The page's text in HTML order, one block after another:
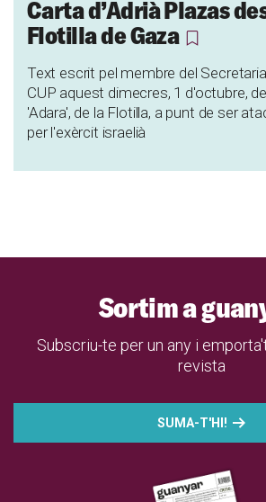
Carta d’Adrià Plazas
Flotilla de Gaza
Text escrit pel membre del
CUP aquest dimecres, 1 d'octubre,
'Adara', de la Flotilla, a punt de ser
per l'exèrcit israelià
Sortim a
Subscriu-te per un any i
revista
SUMA-T'HI!